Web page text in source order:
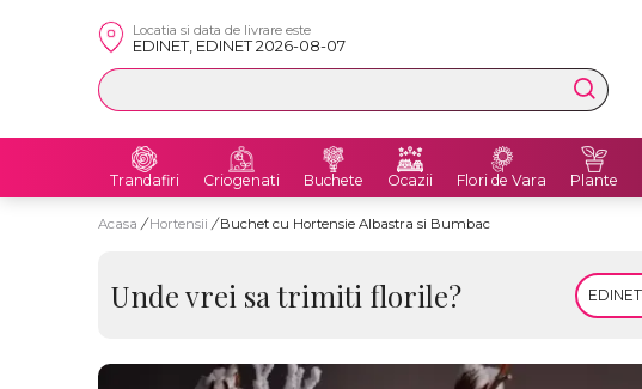
Locatia si data de livrare este
EDINET, EDINET 2026-08-07
Trandafiri Criogenati Buchete Ocazii Flori de Vara Plante
Acasa / Hortensii / Buchet cu Hortensie Albastra si Bumbac
Unde vrei sa trimiti florile?